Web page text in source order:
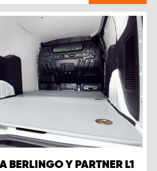
BERLINGO Y PARTNER L1